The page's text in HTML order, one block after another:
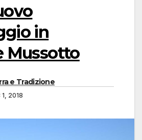
in
Mussotto
e Tradizione
1, 2018